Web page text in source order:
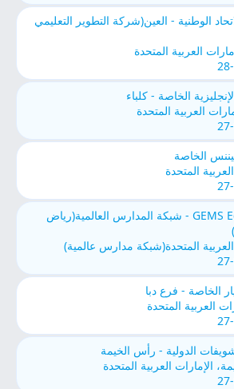
الوطنية - العين(شركة التطوير التعليمي
العربية المتحدة
الخاصة - كلباء
العربية المتحدة
الخاصة
المتحدة
الجهة: GEMS Education - شبكة المدارس العالمية(رياض
العربية المتحدة(شبكة مدارس عالمية)
الخاصة - فرع دبا
العربية المتحدة
الدولية - رأس الخيمة
الإمارات العربية المتحدة